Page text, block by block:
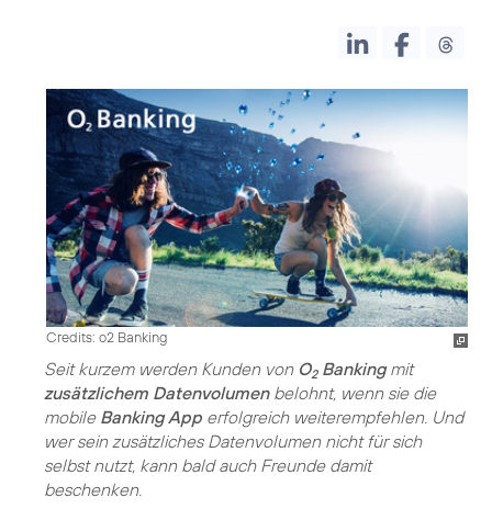
Credits: o2 Banking
Seit kurzem werden Kunden von O2Bankingmit
zusätzlichem Datenvolumenbelohnt, wenn sie die
mobile Banking App erfolgreich weiterempfehlen. Und
wer sein zusätzliches Datenvolumen nicht für sich
selbst nutzt, kann bald auch Freunde damit
beschenken.